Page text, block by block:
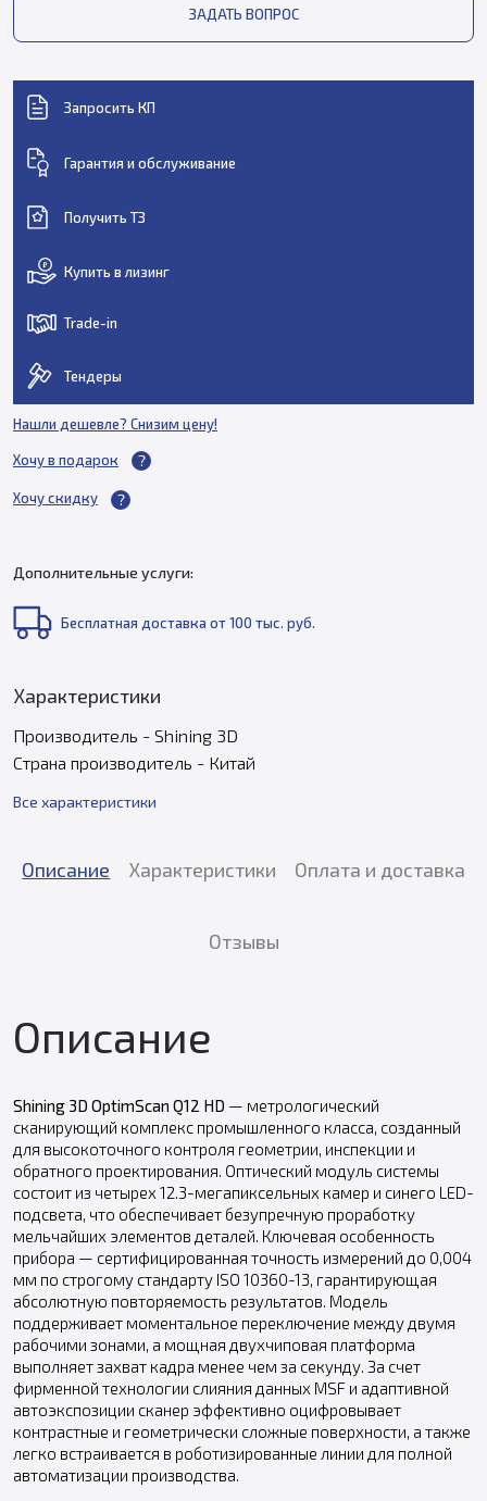
ЗАДАТЬ ВОПРОС
Запросить КП
Гарантия и обслуживание
Получить ТЗ
Купить в лизинг
Trade-in
Тендеры
Нашли дешевле? Снизим цену!
Хочу в подарок
Хочу скидку
Дополнительные услуги:
Бесплатная доставка от 100 тыс. руб.
Характеристики
Производитель - Shining 3D
Страна производитель - Китай
Все характеристики
Описание Характеристики Оплата и доставка
Отзывы
Описание
Shining 3D OptimScan Q12 HD — метрологический
сканирующий комплекс промышленного класса, созданный
для высокоточного контроля геометрии, инспекции и
обратного проектирования. Оптический модуль системы
состоит из четырех 12.3-мегапиксельных камер и синего LED-
подсвета, что обеспечивает безупречную проработку
мельчайших элементов деталей. Ключевая особенность
прибора — сертифицированная точность измерений до 0,004
мм по строгому стандарту ISO 10360-13, гарантирующая
абсолютную повторяемость результатов. Модель
поддерживает моментальное переключение между двумя
рабочими зонами, а мощная двухчиповая платформа
выполняет захват кадра менее чем за секунду. За счет
фирменной технологии слияния данных MSF и адаптивной
автоэкспозиции сканер эффективно оцифровывает
контрастные и геометрически сложные поверхности, а также
легко встраивается в роботизированные линии для полной
автоматизации производства.